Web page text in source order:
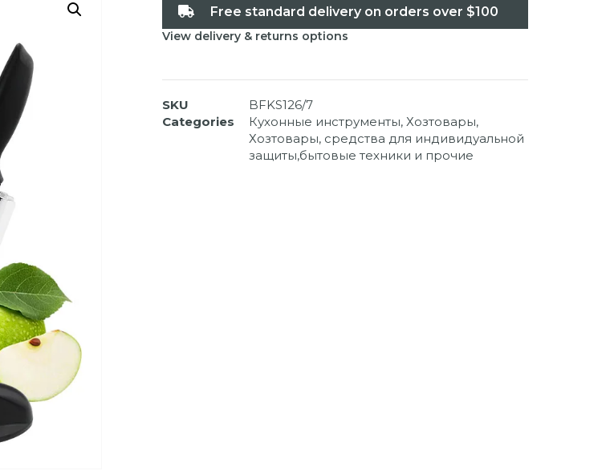
Free standard delivery on orders over $100
View delivery & returns options
SKU
BFKS126/7
Categories
Кухонные инструменты, Хозтовары,
Хозтовары, средства для индивидуальной
защиты,бытовые техники и прочие